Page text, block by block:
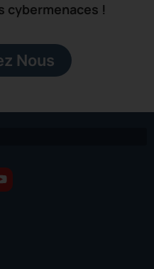
cybermenaces !
Nous